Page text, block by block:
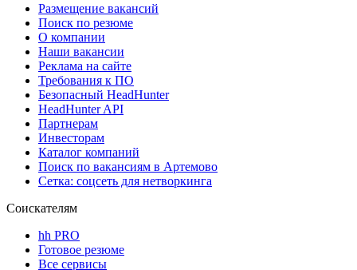
Размещение вакансий
Поиск по резюме
О компании
Наши вакансии
Реклама на сайте
Требования к ПО
Безопасный HeadHunter
HeadHunter API
Партнерам
Инвесторам
Каталог компаний
Поиск по вакансиям в Артемово
Сетка: соцсеть для нетворкинга
Соискателям
hh PRO
Готовое резюме
Все сервисы